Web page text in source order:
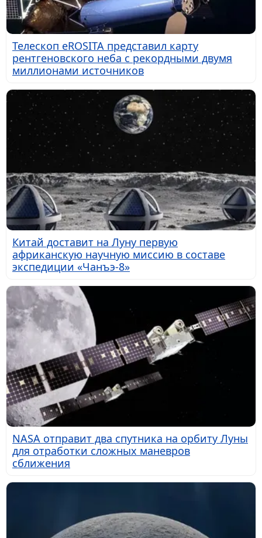
Телескоп eROSITA представил карту
рентгеновского неба с рекордными двумя
миллионами источников
Китай доставит на Луну первую
африканскую научную миссию в составе
экспедиции «Чанъэ-8»
NASA отправит два спутника на орбиту Луны
для отработки сложных маневров
сближения